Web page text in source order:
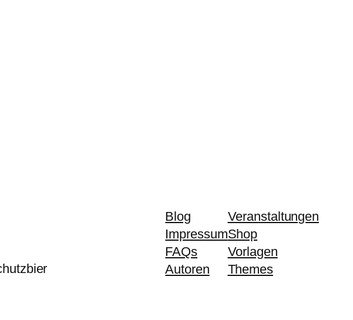
Blog
Impressum
FAQs
Autoren
Veranstaltungen
Shop
Vorlagen
Themes